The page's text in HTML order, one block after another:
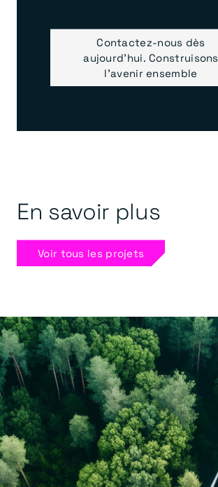
Contactez-nous dès
aujourd'hui. Construisons
l'avenir ensemble
En savoir plus
Voir tous les projets